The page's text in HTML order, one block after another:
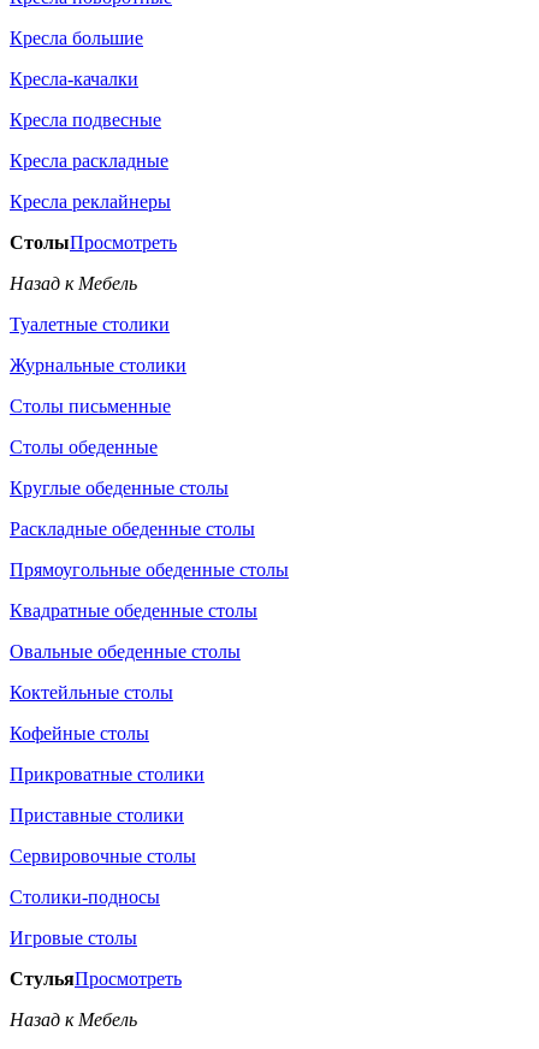
Кресла большие
Кресла-качалки
Кресла подвесные
Кресла раскладные
Кресла реклайнеры
СтолыПросмотреть
Назад к Мебель
Туалетные столики
Журнальные столики
Столы письменные
Столы обеденные
Круглые обеденные столы
Раскладные обеденные столы
Прямоугольные обеденные столы
Квадратные обеденные столы
Овальные обеденные столы
Коктейльные столы
Кофейные столы
Прикроватные столики
Приставные столики
Сервировочные столы
Столики-подносы
Игровые столы
СтульяПросмотреть
Назад к Мебель